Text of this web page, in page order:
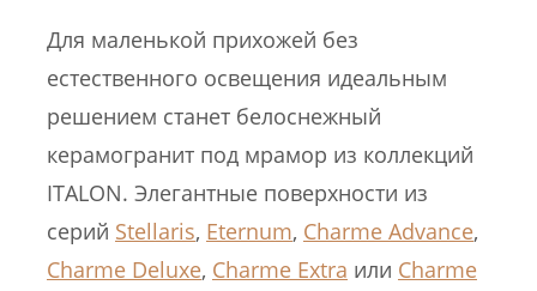
Для маленькой прихожей без
естественного освещения идеальным
решением станет белоснежный
керамогранит под мрамор из коллекций
ITALON. Элегантные поверхности из
серий Stellaris, Eternum, Charme Advance,
Charme Deluxe, Charme Extra или Charme